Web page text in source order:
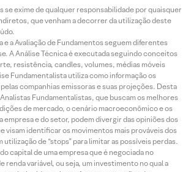
se exime de qualquer responsabilidade por quaisquer
que venham a decorrer da utilização deste
e a Avaliação de Fundamentos seguem diferentes
A Análise Técnica é executada seguindo conceitos
resistência, candles, volumes, médias móveis
Fundamentalista utiliza como informação os
companhias emissoras e suas projeções. Desta
Fundamentalistas, que buscam os melhores
de mercado, o cenário macroeconômico e os
e do setor, podem divergir das opiniões dos
visam identificar os movimentos mais prováveis dos
utilização de “stops” para limitar as possíveis perdas.
capital de uma empresa que é negociada no
renda variável, ou seja, um investimento no qual a